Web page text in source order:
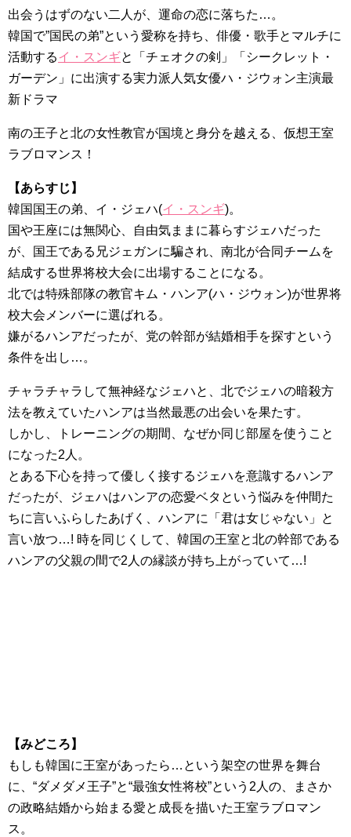
Powered by livedoor 相互RSS
出会うはずのない二人が、運命の恋に落ちた…。
韓国で”国民の弟”という愛称を持ち、俳優・歌手とマルチに
活動するイ・スンギと「チェオクの剣」「シークレット・
ガーデン」に出演する実力派人気女優ハ・ジウォン主演最
新ドラマ
南の王子と北の女性教官が国境と身分を越える、仮想王室
ラブロマンス！
【あらすじ】
韓国国王の弟、イ・ジェハ(イ・スンギ)。
国や王座には無関心、自由気ままに暮らすジェハだった
が、国王である兄ジェガンに騙され、南北が合同チームを
結成する世界将校大会に出場することになる。
北では特殊部隊の教官キム・ハンア(ハ・ジウォン)が世界将
校大会メンバーに選ばれる。
嫌がるハンアだったが、党の幹部が結婚相手を探すという
条件を出し…。
チャラチャラして無神経なジェハと、北でジェハの暗殺方
法を教えていたハンアは当然最悪の出会いを果たす。
しかし、トレーニングの期間、なぜか同じ部屋を使うこと
になった2人。
とある下心を持って優しく接するジェハを意識するハンア
だったが、ジェハはハンアの恋愛ベタという悩みを仲間た
ちに言いふらしたあげく、ハンアに「君は女じゃない」と
言い放つ…! 時を同じくして、韓国の王室と北の幹部である
ハンアの父親の間で2人の縁談が持ち上がっていて…!
【みどころ】
もしも韓国に王室があったら…という架空の世界を舞台
に、“ダメダメ王子”と“最強女性将校”という2人の、まさか
の政略結婚から始まる愛と成長を描いた王室ラブロマン
ス。